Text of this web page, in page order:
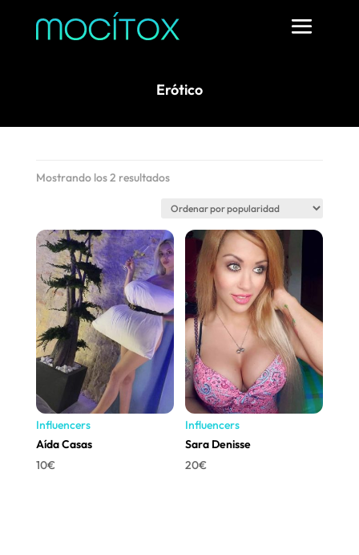
Erótico
Mostrando los 2 resultadosOrdenado
popularidad
Influencers
Aída Casas
10€
Influencers
Sara Denisse
20€